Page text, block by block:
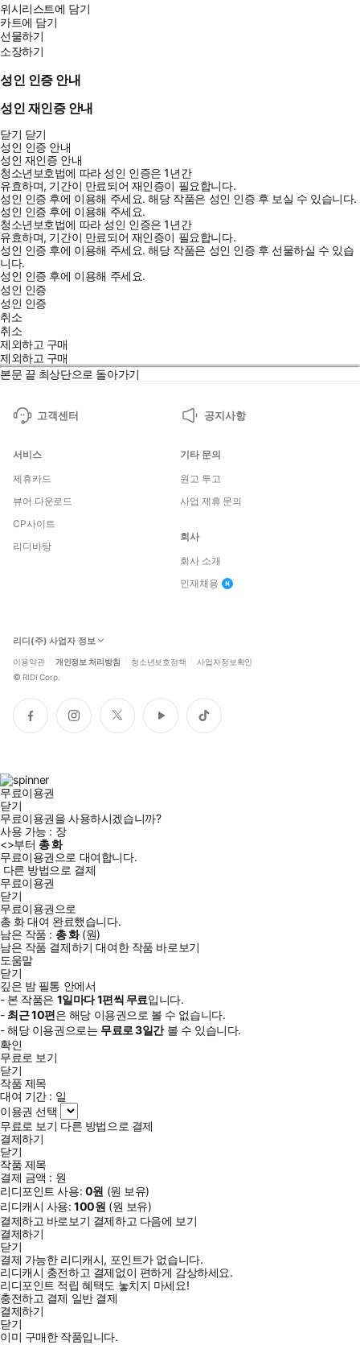
위시리스트에 담기
카트에 담기
선물하기
소장하기
성인 인증 안내
성인 재인증 안내
닫기 닫기
성인 인증 안내
성인 재인증 안내
청소년보호법에 따라 성인 인증은 1년간
유효하며, 기간이 만료되어 재인증이 필요합니다.
성인 인증 후에 이용해 주세요.해당 작품은 성인 인증 후 보실 수 있습니다.
성인 인증 후에 이용해 주세요.
청소년보호법에 따라 성인 인증은 1년간
유효하며, 기간이 만료되어 재인증이 필요합니다.
성인 인증 후에 이용해 주세요.해당 작품은 성인 인증 후 선물하실 수 있습
니다.
성인 인증 후에 이용해 주세요.
성인 인증
성인 인증
취소
취소
제외하고 구매
제외하고 구매
본문 끝 최상단으로 돌아가기
고객센터 공지사항
서비스
제휴카드
뷰어 다운로드
CP사이트
리디바탕
기타 문의
원고 투고
사업 제휴 문의
회사
회사 소개
인재채용
리디(주) 사업자 정보
이용약관 개인정보 처리방침 청소년보호정책 사업자정보확인
© RIDI Corp.
페
이
인
스
트
위
유
튜
틱
톡
무료이용권
닫기
무료이용권을 사용하시겠습니까?
사용 가능 : 장
<>부터 총화
무료이용권으로 대여합니다.
다른 방법으로 결제
무료이용권
닫기
무료이용권으로
총 화대여 완료했습니다.
남은 작품 : 총화(원)
남은 작품 결제하기 대여한 작품 바로보기
도움말
닫기
깊은 밤 필통 안에서
- 본 작품은 1일마다1편씩 무료입니다.
- 최근10편은 해당 이용권으로 볼 수 없습니다.
- 해당 이용권으로는 무료로3일간볼 수 있습니다.
확인
무료로 보기
닫기
작품 제목
대여 기간 : 일
이용권 선택
무료로 보기 다른 방법으로 결제
결제하기
닫기
작품 제목
결제 금액 : 원
리디포인트 사용: 0원 (원 보유)
리디캐시 사용:100원 (원 보유)
결제하고 바로보기 결제하고 다음에 보기
결제하기
닫기
결제 가능한 리디캐시, 포인트가 없습니다.
리디캐시 충전하고 결제없이 편하게 감상하세요.
리디포인트 적립 혜택도 놓치지 마세요!
충전하고 결제 일반 결제
결제하기
닫기
이미 구매한 작품입니다.